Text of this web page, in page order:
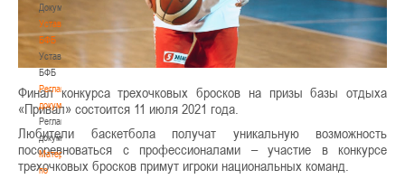
Документы
Устав
БФБ
Устав
БФБ
Регламентирующие
документы
Регламентирующие
документы
Материалы
по
Финал конкурса трехочковых бросков на призы базы отдыха
«Привал» состоится 11 июля 2021 года.
Любители баскетбола получат уникальную возможность
посоревноваться с профессионалами – участие в конкурсе
трехочковых бросков примут игроки национальных команд.